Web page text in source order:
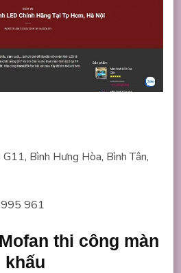
Bình Hưng Hòa, Bình Tân,
961
thi công màn
khấu